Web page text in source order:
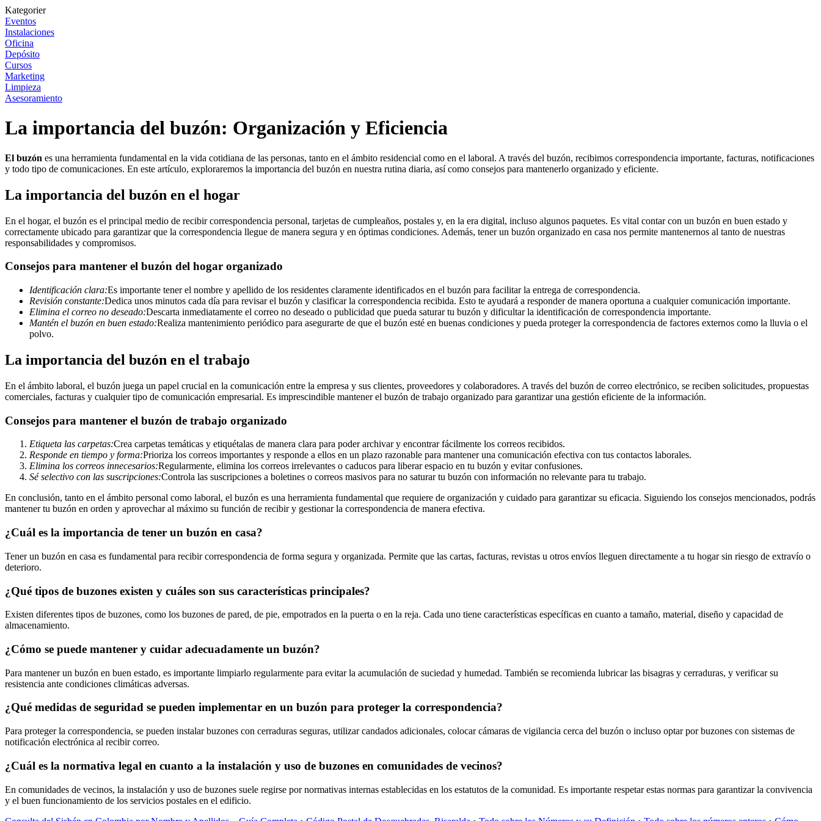
Kategorier
Eventos
Instalaciones
Oficina
Depósito
Cursos
Marketing
Limpieza
Asesoramiento
La importancia del buzón: Organización y Eficiencia
El buzón es una herramienta fundamental en la vida cotidiana de las personas, tanto en el ámbito residencial como en el laboral. A través del buzón, recibimos correspondencia importante, facturas, notificaciones
y todo tipo de comunicaciones. En este artículo, exploraremos la importancia del buzón en nuestra rutina diaria, así como consejos para mantenerlo organizado y eficiente.
La importancia del buzón en el hogar
En el hogar, el buzón es el principal medio de recibir correspondencia personal, tarjetas de cumpleaños, postales y, en la era digital, incluso algunos paquetes. Es vital contar con un buzón en buen estado y
correctamente ubicado para garantizar que la correspondencia llegue de manera segura y en óptimas condiciones. Además, tener un buzón organizado en casa nos permite mantenernos al tanto de nuestras
responsabilidades y compromisos.
Consejos para mantener el buzón del hogar organizado
Identificación clara:Es importante tener el nombre y apellido de los residentes claramente identificados en el buzón para facilitar la entrega de correspondencia.
Revisión constante:Dedica unos minutos cada día para revisar el buzón y clasificar la correspondencia recibida. Esto te ayudará a responder de manera oportuna a cualquier comunicación importante.
Elimina el correo no deseado:Descarta inmediatamente el correo no deseado o publicidad que pueda saturar tu buzón y dificultar la identificación de correspondencia importante.
Mantén el buzón en buen estado:Realiza mantenimiento periódico para asegurarte de que el buzón esté en buenas condiciones y pueda proteger la correspondencia de factores externos como la lluvia o el
polvo.
La importancia del buzón en el trabajo
En el ámbito laboral, el buzón juega un papel crucial en la comunicación entre la empresa y sus clientes, proveedores y colaboradores. A través del buzón de correo electrónico, se reciben solicitudes, propuestas
comerciales, facturas y cualquier tipo de comunicación empresarial. Es imprescindible mantener el buzón de trabajo organizado para garantizar una gestión eficiente de la información.
Consejos para mantener el buzón de trabajo organizado
Etiqueta las carpetas:Crea carpetas temáticas y etiquétalas de manera clara para poder archivar y encontrar fácilmente los correos recibidos.
Responde en tiempo y forma:Prioriza los correos importantes y responde a ellos en un plazo razonable para mantener una comunicación efectiva con tus contactos laborales.
Elimina los correos innecesarios:Regularmente, elimina los correos irrelevantes o caducos para liberar espacio en tu buzón y evitar confusiones.
Sé selectivo con las suscripciones:Controla las suscripciones a boletines o correos masivos para no saturar tu buzón con información no relevante para tu trabajo.
En conclusión, tanto en el ámbito personal como laboral, el buzón es una herramienta fundamental que requiere de organización y cuidado para garantizar su eficacia. Siguiendo los consejos mencionados, podrás
mantener tu buzón en orden y aprovechar al máximo su función de recibir y gestionar la correspondencia de manera efectiva.
¿Cuál es la importancia de tener un buzón en casa?
Tener un buzón en casa es fundamental para recibir correspondencia de forma segura y organizada. Permite que las cartas, facturas, revistas u otros envíos lleguen directamente a tu hogar sin riesgo de extravío o
deterioro.
¿Qué tipos de buzones existen y cuáles son sus características principales?
Existen diferentes tipos de buzones, como los buzones de pared, de pie, empotrados en la puerta o en la reja. Cada uno tiene características específicas en cuanto a tamaño, material, diseño y capacidad de
almacenamiento.
¿Cómo se puede mantener y cuidar adecuadamente un buzón?
Para mantener un buzón en buen estado, es importante limpiarlo regularmente para evitar la acumulación de suciedad y humedad. También se recomienda lubricar las bisagras y cerraduras, y verificar su
resistencia ante condiciones climáticas adversas.
¿Qué medidas de seguridad se pueden implementar en un buzón para proteger la correspondencia?
Para proteger la correspondencia, se pueden instalar buzones con cerraduras seguras, utilizar candados adicionales, colocar cámaras de vigilancia cerca del buzón o incluso optar por buzones con sistemas de
notificación electrónica al recibir correo.
¿Cuál es la normativa legal en cuanto a la instalación y uso de buzones en comunidades de vecinos?
En comunidades de vecinos, la instalación y uso de buzones suele regirse por normativas internas establecidas en los estatutos de la comunidad. Es importante respetar estas normas para garantizar la convivencia
y el buen funcionamiento de los servicios postales en el edificio.